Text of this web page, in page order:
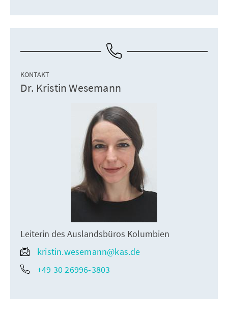
KONTAKT
Dr. Kristin Wesemann
Leiterin des Auslandsbüros Kolumbien
kristin.wesemann@kas.de
+49 30 26996-3803